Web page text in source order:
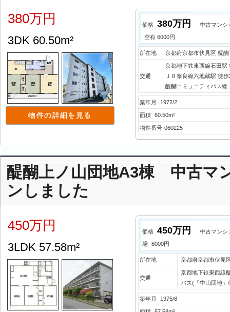
380万円
3DK 60.50m²
物件の詳細を見る
価格 380万円
中古マンシ
空有 6000円
所在地 京都府京都市伏見区 醍
交通
京都地下鉄東西線石田駅
ＪＲ奈良線六地蔵駅 徒
醍醐コミュニティバス線
築年月 1972/2
面積 60.50m²
物件番号 060225
醍醐上ノ山団地A3棟 中古マ
ンしました
450万円
3LDK 57.58m²
価格 450万円
中古マンシ
場
8000円
所在地 京都府京都市伏見
交通
京都地下鉄東西線
バス(「中山団地」
築年月 1975/8